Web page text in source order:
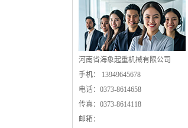
河南省海象起重机械有限公司
手机： 13949645678
电话：0373-8614658
传真：0373-8614118
邮箱：